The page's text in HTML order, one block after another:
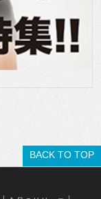
BACK TO TOP